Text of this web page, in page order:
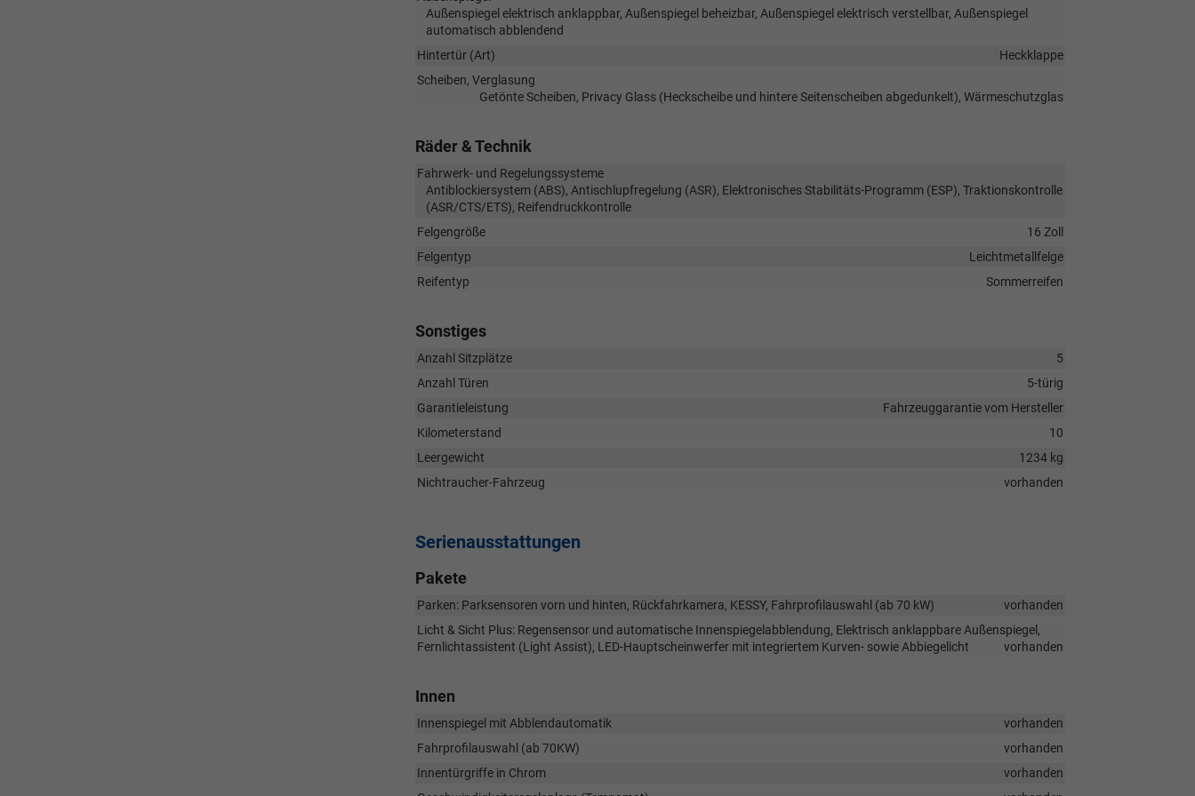
Außenspiegel elektrisch anklappbar, Außenspiegel beheizbar, Außenspiegel elektrisch verstellbar, Außenspiegel
automatisch abblendend
Hintertür (Art)
Heckklappe
Scheiben, Verglasung
Getönte Scheiben, Privacy Glass (Heckscheibe und hintere Seitenscheiben abgedunkelt), Wärmeschutzglas
Räder & Technik
Fahrwerk- und Regelungssysteme
Antiblockiersystem (ABS), Antischlupfregelung (ASR), Elektronisches Stabilitäts-Programm (ESP), Traktionskontrolle
(ASR/CTS/ETS), Reifendruckkontrolle
Felgengröße
16 Zoll
Felgentyp
Leichtmetallfelge
Reifentyp
Sommerreifen
Sonstiges
Anzahl Sitzplätze
5
Anzahl Türen
5-türig
Garantieleistung
Fahrzeuggarantie vom Hersteller
Kilometerstand
10
Leergewicht
1234 kg
Nichtraucher-Fahrzeug
vorhanden
Serienausstattungen
Pakete
Parken: Parksensoren vorn und hinten, Rückfahrkamera, KESSY, Fahrprofilauswahl (ab 70 kW)
vorhanden
Licht & Sicht Plus: Regensensor und automatische Innenspiegelabblendung, Elektrisch anklappbare Außenspiegel,
Fernlichtassistent (Light Assist), LED-Hauptscheinwerfer mit integriertem Kurven- sowie Abbiegelicht
vorhanden
Innen
Innenspiegel mit Abblendautomatik
vorhanden
Fahrprofilauswahl (ab 70KW)
vorhanden
Innentürgriffe in Chrom
vorhanden